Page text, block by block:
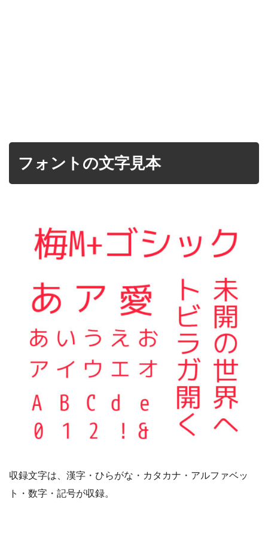
フォントの文字見本
収録文字は、漢字・ひらがな・カタカナ・アルファベッ
ト・数字・記号が収録。